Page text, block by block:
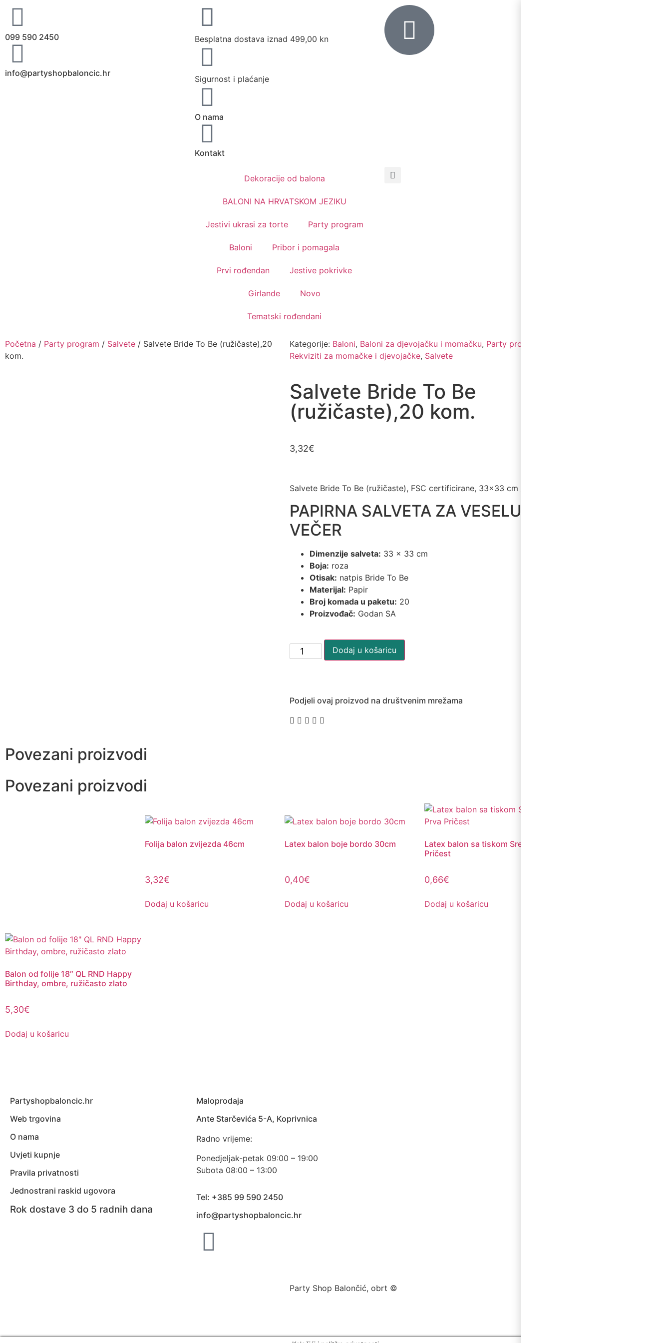
099 590 2450
info@partyshopbaloncic.hr
Besplatna dostava iznad 499,00 kn
Sigurnost i plaćanje
O nama
Kontakt
Dekoracije od balona
BALONI NA HRVATSKOM JEZIKU
Jestivi ukrasi za torte Party program
Baloni Pribor i pomagala
Prvi rođendan Jestive pokrivke
Girlande Novo
Tematski rođendani
Početna / Party program / Salvete / Salvete Bride To Be (ružičaste),20
kom.
Kategorije: Baloni, Baloni za djevojačku i momačku, Party program
Rekviziti za momačke i djevojačke, Salvete
Salvete Bride To Be
(ružičaste),20 kom.
3,32€
Salvete Bride To Be (ružičaste), FSC certificirane, 33×33 cm / 20 kom.
PAPIRNA SALVETA ZA VESELU
VEČER
Dimenzije salveta: 33 x 33 cm
Boja: roza
Otisak: natpis Bride To Be
Materijal: Papir
Broj komada u paketu: 20
Proizvođač: Godan SA
Dodaj u košaricu
Podjeli ovaj proizvod na društvenim mrežama
Povezani proizvodi
Povezani proizvodi
Folija balon zvijezda 46cm
3,32€
Dodaj u košaricu
Latex balon boje bordo 30cm
0,40€
Dodaj u košaricu
Latex balon sa tiskom Sretna Prva
Pričest
0,66€
Dodaj u košaricu
Balon od folije 18″ QL RND Happy
Birthday, ombre, ružičasto zlato
5,30€
Dodaj u košaricu
Partyshopbaloncic.hr
Web trgovina
O nama
Uvjeti kupnje
Pravila privatnosti
Jednostrani raskid ugovora
Rok dostave 3 do 5 radnih dana
Maloprodaja
Ante Starčevića 5-A, Koprivnica
Radno vrijeme:
Ponedjeljak-petak 09:00 – 19:00
Subota 08:00 – 13:00
Tel: +385 99 590 2450
info@partyshopbaloncic.hr
Party Shop Balončić, obrt ©